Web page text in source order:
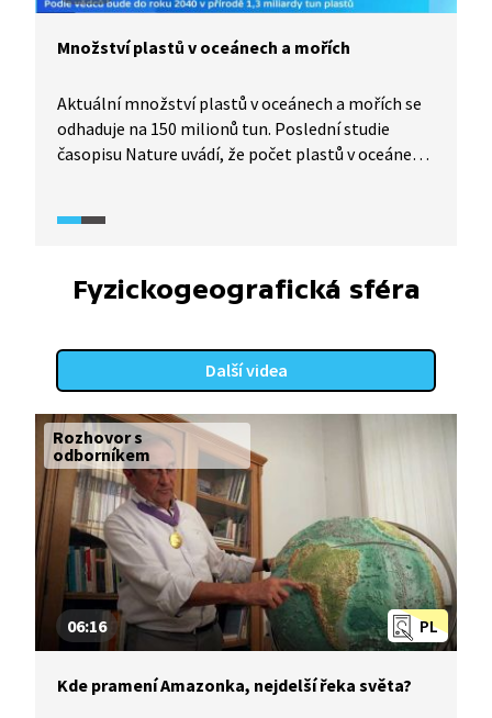
Množství plastů v oceánech a mořích
Aktuální množství plastů v oceánech a mořích se
odhaduje na 150 milionů tun. Poslední studie
časopisu Nature uvádí, že počet plastů v oceánech
a do jaké míry se daří/nedaří ho snížit?
Fyzickogeografická sféra
Další videa
Rozhovor s
odborníkem
PL
06:16
Kde pramení Amazonka, nejdelší řeka světa?